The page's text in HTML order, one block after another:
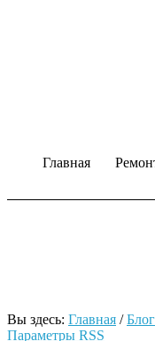
Главная
Вы здесь: Главная /Блог
Параметры RSS